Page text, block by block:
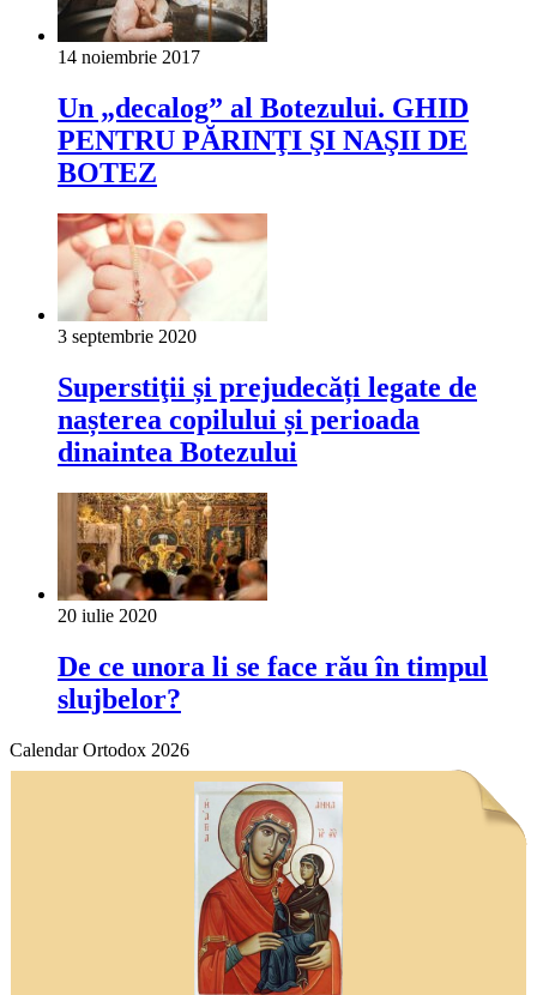
14 noiembrie 2017
Un „decalog” al Botezului. GHID
PENTRU PĂRINŢI ŞI NAŞII DE
BOTEZ
3 septembrie 2020
Superstiţii și prejudecăți legate de
nașterea copilului și perioada
dinaintea Botezului
20 iulie 2020
De ce unora li se face rău în timpul
slujbelor?
Calendar Ortodox 2026